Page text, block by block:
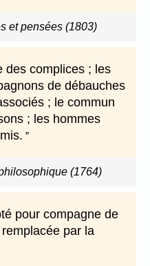
et pensées (1803)
des complices ; les
de débauches
; le commun
; les hommes
(1764)
pour compagne de
par la